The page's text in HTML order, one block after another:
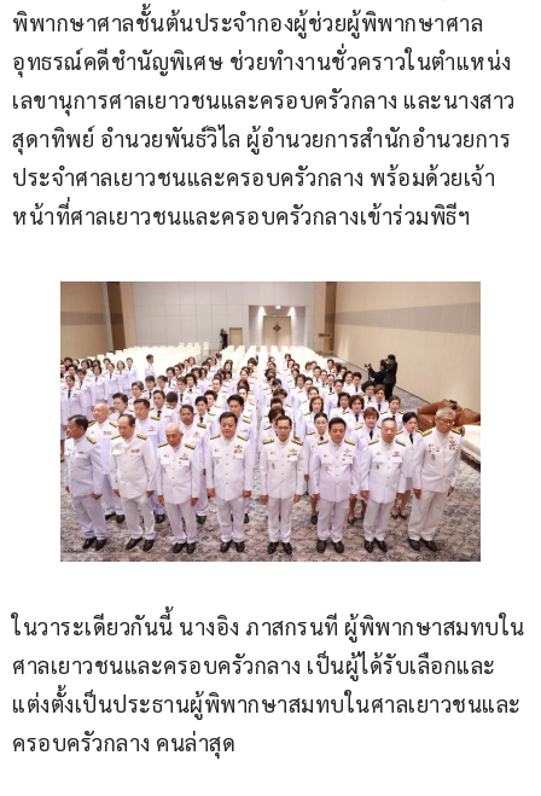
พิพากษาศาลชั้นต้นประจำกองผู้ช่วยผู้พิพากษาศาล
อุทธรณ์คดีชำนัญพิเศษ ช่วยทำงานชั่วคราวในตำแหน่ง
เลขานุการศาลเยาวชนและครอบครัวกลาง และนางสาว
สุดาทิพย์ อำนวยพันธ์วิไล ผู้อำนวยการสำนักอำนวยการ
ประจำศาลเยาวชนและครอบครัวกลาง พร้อมด้วยเจ้า
หน้าที่ศาลเยาวชนและครอบครัวกลางเข้าร่วมพิธีฯ
ในวาระเดียวกันนี้ นางอิง ภาสกรนที ผู้พิพากษาสมทบใน
ศาลเยาวชนและครอบครัวกลาง เป็นผู้ได้รับเลือกและ
แต่งตั้งเป็นประธานผู้พิพากษาสมทบในศาลเยาวชนและ
ครอบครัวกลาง คนล่าสุด